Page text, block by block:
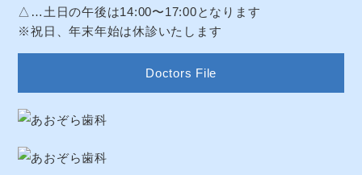
△…土日の午後は14:00〜17:00となります
※祝日、年末年始は休診いたします
Doctors File